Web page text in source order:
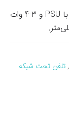
ابعاد و برق: مصرف برق حدود 2-3 وات با PSU و 3-4 وات
,تلفن تحت شبکه